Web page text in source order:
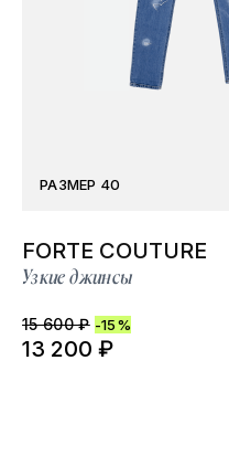
РАЗМЕР 40
FORTE COUTURE
Узкие джинсы
15 600 ₽ -15%
13 200 ₽